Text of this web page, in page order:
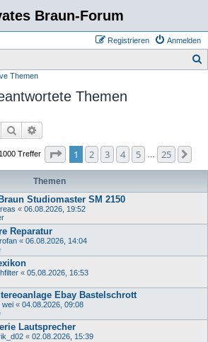
Braun-Forum
Anmelden
Registrieren
Themen
Themen
Suche
Treffer Seite von
1 2 3 4 5 25
Themen
Studiomaster SM 2150
« 06.08.2026, 19:52
Reparatur
« 06.08.2026, 14:04
« 05.08.2026, 16:53
Ebay Bastelschrott
wei « 04.08.2026, 09:08
Lautsprecher
« 02.08.2026, 15:39